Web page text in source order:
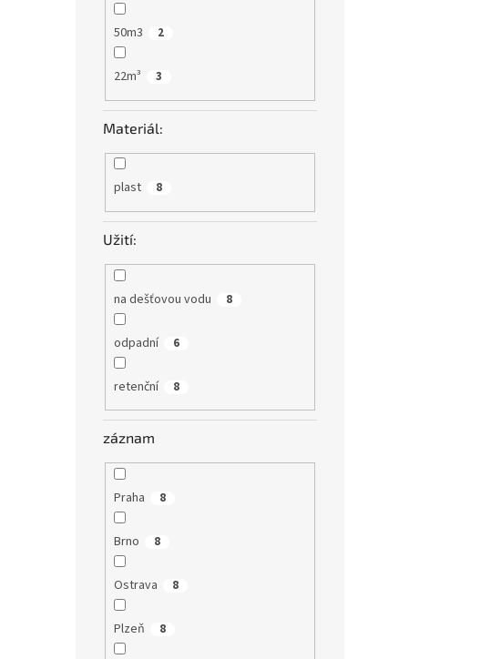
50m3 2
22m³ 3
Materiál:
plast 8
Užití:
na dešťovou vodu 8
odpadní 6
retenční 8
záznam
Praha 8
Brno 8
Ostrava 8
Plzeň 8